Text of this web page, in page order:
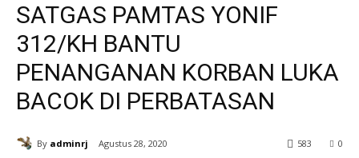
SATGAS PAMTAS YONIF
312/KH BANTU
PENANGANAN KORBAN LUKA
BACOK DI PERBATASAN
By adminrj Agustus 28, 2020 0
583